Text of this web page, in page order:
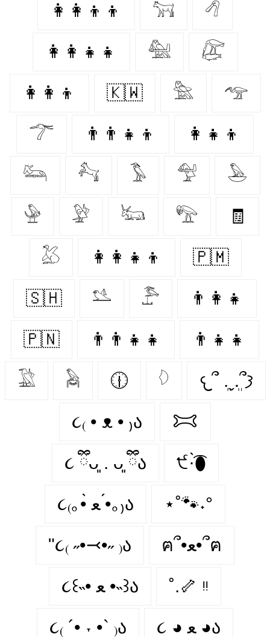
👩‍👩‍👦‍👦 𓃙 𓆁
👩‍👩‍👧‍👧 𓅕 𓅻
👩‍👩‍👦 🇰🇼 𓅗 𓅠
𓆀 👨‍👨‍👧‍👦 👩‍👧‍👦
𓃛 𓃚 𓅣 𓅵 𓅅
𓅈 𓅶 𓃜 𓅟 🧾
𓅷 👩‍👩‍👧‍👦 🇵🇲
🇸🇭 𓅎 𓅤 👨‍👩‍👧
🇵🇳 👨‍👨‍👧‍👧 👨‍👧‍👧
𓅁 𓅉 🕧 𓆠 𐔌՞ ܸ.ˬ.ܸ՞𐦯
૮₍ • ᴥ • ₎ა 𐂯
૮ ྀིᴗ͈ . ᴗ͈ ྀིა ੯·̀͡⬮
૮₍｡•̀ ﻌ •́｡₎ა ⋆˚🐾˖°
"૮₍ ˶•⤙•˶ ₎ა ฅ՞•ﻌ•՞ฅ
૮꒰˵• ﻌ •˵꒱ა ˚.🦴 ᵎᵎ
૮₍ ´• ˕ •` ₎ა ૮ ◕ ﻌ ◕ა